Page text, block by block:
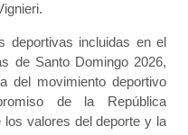
deportivas incluidas en el
de Santo Domingo 2026,
del movimiento deportivo
de la República
valores del deporte y la